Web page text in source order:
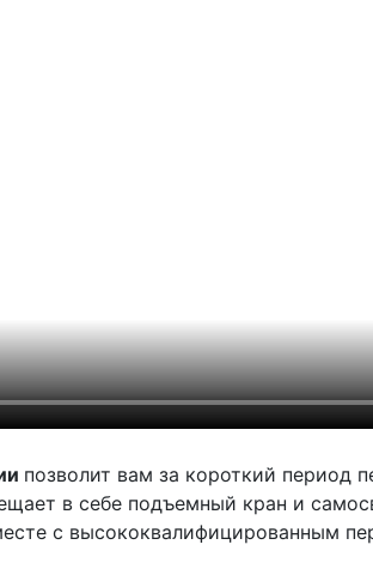
позволит вам за короткий период
в себе подъемный кран и
с высококвалифицированным